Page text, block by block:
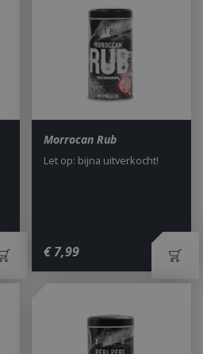
Morrocan Rub
€ 7,99
Let op: bijna uitverkocht!